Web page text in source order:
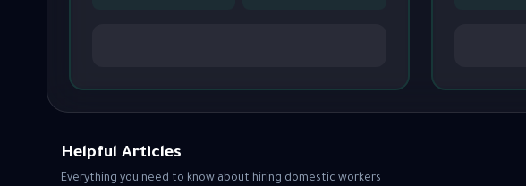
Helpful Articles
Everything you need to know about hiring domestic workers